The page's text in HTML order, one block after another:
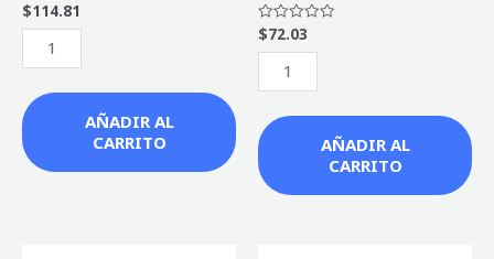
Valorado
con
0
$114.81
AÑADIR AL
CARRITO
Valorado
con
0
$72.03
AÑADIR AL
CARRITO